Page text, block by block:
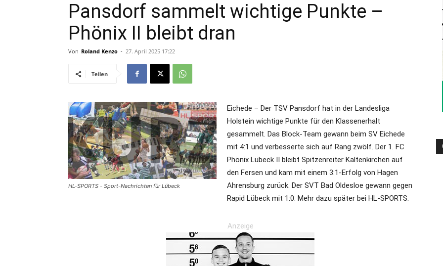
die
Pansdorf sammelt wichtige Punkte –
Phönix II bleibt dran
Von Roland Kenzo - 27. April 2025 17:22
Teilen
HL-SPORTS - Sport-Nachrichten für Lübeck
Eichede – Der TSV Pansdorf hat in der Landesliga
Holstein wichtige Punkte für den Klassenerhalt
gesammelt. Das Block-Team gewann beim SV Eichede
mit 4:1 und verbesserte sich auf Rang zwölf. Der 1. FC
Phönix Lübeck II bleibt Spitzenreiter Kaltenkirchen auf
den Fersen und kam mit einem 3:1-Erfolg von Hagen
Ahrensburg zurück. Der SVT Bad Oldesloe gewann gegen
Rapid Lübeck mit 1:0. Mehr dazu später bei HL-SPORTS.
Anzeige